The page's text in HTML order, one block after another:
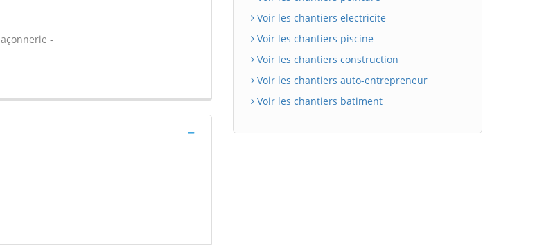
-
Voir les chantiers electricite
Voir les chantiers piscine
Voir les chantiers construction
Voir les chantiers auto-entrepreneur
Voir les chantiers batiment